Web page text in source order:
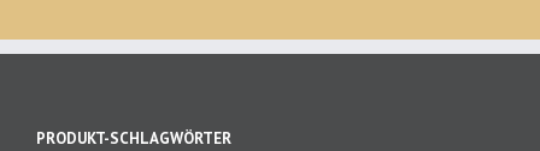
PRODUKT-SCHLAGWÖRTER